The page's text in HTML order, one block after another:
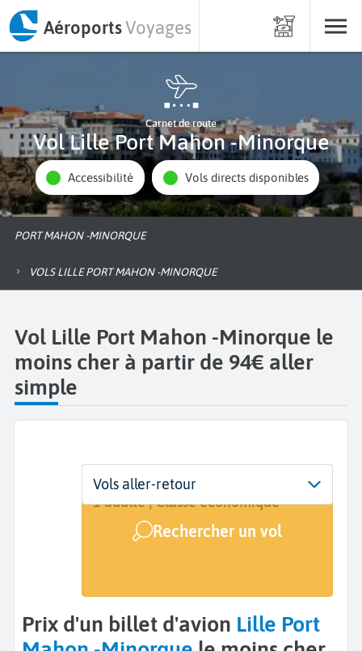
AéroportsVoyages
Carnet de route
Vol Lille Port Mahon -Minorque
Accessibilité Vols directs disponibles
PORT MAHON -MINORQUE
VOLS LILLE PORT MAHON -MINORQUE
Vol Lille Port Mahon -Minorque le
moins cher à partir de 94€ aller
simple
Départ
Lille (LIL)
Dates
Dates de votre voyage
Voyageurs | Classe
1 adulte | Classe économique
Rechercher un vol
Vols aller-retour
Prix d'un billet d'avion Lille Port